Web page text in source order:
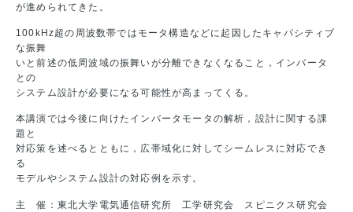
が進められてきた。
100kHz超の周波数帯ではモータ構造などに起因したキャパシティブ
な振舞
いと前述の低周波域の振舞いが分離できなくなること，インバータ
との
システム設計が必要になる可能性が高まってくる。
本講演では今後に向けたインバータモータの解析，設計に関する課
題と
対応策を述べるとともに，広帯域化に対してシームレスに対応でき
る
モデルやシステム設計の対応例を示す。
主 催：東北大学電気通信研究所 工学研究会 スピニクス研究会